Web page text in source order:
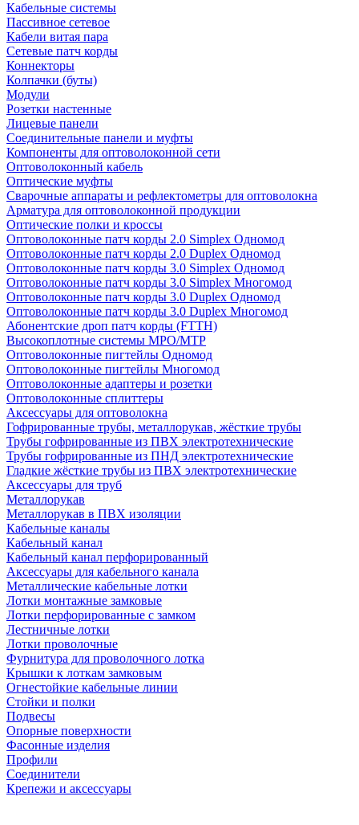
Кабельные системы
Пассивное сетевое
Кабели витая пара
Сетевые патч корды
Коннекторы
Колпачки (буты)
Модули
Розетки настенные
Лицевые панели
Соединительные панели и муфты
Компоненты для оптоволоконной сети
Оптоволоконный кабель
Оптические муфты
Сварочные аппараты и рефлектометры для оптоволокна
Арматура для оптоволоконной продукции
Оптические полки и кроссы
Оптоволоконные патч корды 2.0 Simplex Одномод
Оптоволоконные патч корды 2.0 Duplex Одномод
Оптоволоконные патч корды 3.0 Simplex Одномод
Оптоволоконные патч корды 3.0 Simplex Многомод
Оптоволоконные патч корды 3.0 Duplex Одномод
Оптоволоконные патч корды 3.0 Duplex Многомод
Абонентские дроп патч корды (FTTH)
Высокоплотные системы MPO/MTP
Оптоволоконные пигтейлы Одномод
Оптоволоконные пигтейлы Многомод
Оптоволоконные адаптеры и розетки
Оптоволоконные сплиттеры
Аксессуары для оптоволокна
Гофрированные трубы, металлорукав, жёсткие трубы
Трубы гофрированные из ПВХ электротехнические
Трубы гофрированные из ПНД электротехнические
Гладкие жёсткие трубы из ПВХ электротехнические
Аксессуары для труб
Металлорукав
Металлорукав в ПВХ изоляции
Кабельные каналы
Кабельный канал
Кабельный канал перфорированный
Аксессуары для кабельного канала
Металлические кабельные лотки
Лотки монтажные замковые
Лотки перфорированные с замком
Лестничные лотки
Лотки проволочные
Фурнитура для проволочного лотка
Крышки к лоткам замковым
Огнестойкие кабельные линии
Стойки и полки
Подвесы
Опорные поверхности
Фасонные изделия
Профили
Соединители
Крепежи и аксессуары